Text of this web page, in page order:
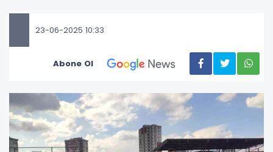
23-06-2025 10:33
Abone Ol